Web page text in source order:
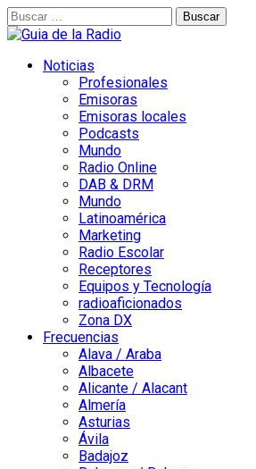
Buscar:
Noticias
Profesionales
Emisoras
Emisoras locales
Podcasts
Mundo
Radio Online
DAB & DRM
Mundo
Latinoamérica
Marketing
Radio Escolar
Receptores
Equipos y Tecnología
radioaficionados
Zona DX
Frecuencias
Alava / Araba
Albacete
Alicante / Alacant
Almería
Asturias
Ávila
Badajoz